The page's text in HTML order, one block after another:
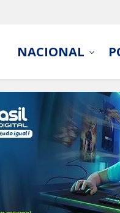
NACIONAL